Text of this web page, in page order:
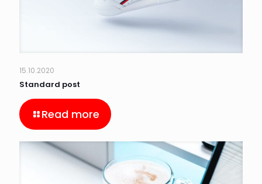
15.10.2020
Standard post
Read more